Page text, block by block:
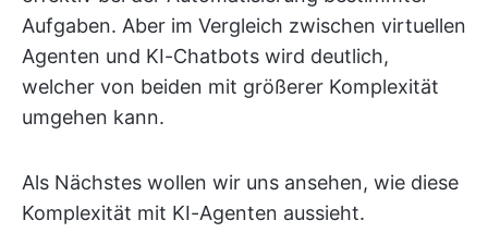
Aufgaben. Aber im Vergleich zwischen virtuellen
Agenten und KI-Chatbots wird deutlich,
welcher von beiden mit größerer Komplexität
umgehen kann.
Als Nächstes wollen wir uns ansehen, wie diese
Komplexität mit KI-Agenten aussieht.